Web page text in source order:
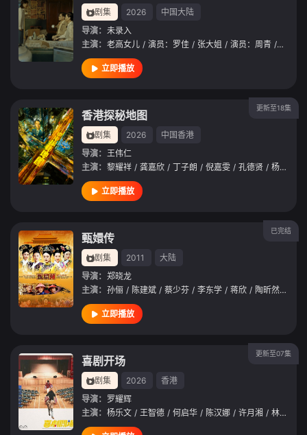
剧集 2026
中国大陆
导演： 未录入
主演： 老高女儿 / 演员：罗佳 / 张大姐 / 演员：周青 / 小高
立即播放
更新至18集
香港探秘地图
剧集 2026
中国香港
导演： 王伟仁
主演： 黎耀祥 / 龚嘉欣 / 丁子朗 / 倪嘉雯 / 孔德贤 / 杨玉梅
立即播放
已完结
甄嬛传
剧集 2011
大陆
导演： 郑晓龙
主演： 孙俪 / 陈建斌 / 蔡少芬 / 李东学 / 蒋欣 / 陶昕然 /
立即播放
更新至07集
喜剧开场
剧集 2026
香港
导演： 罗耀辉
主演： 杨乐文 / 王智德 / 何启华 / 陈汉娜 / 许月湘 / 林千渟